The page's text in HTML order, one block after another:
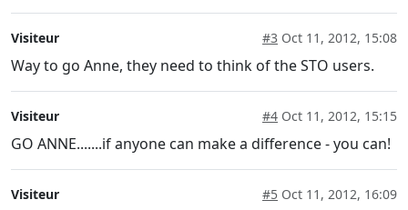
Visiteur #3 Oct 11, 2012, 15:08
Way to go Anne, they need to think of the STO users.
Visiteur #4 Oct 11, 2012, 15:15
GO ANNE.......if anyone can make a difference - you can!
Visiteur #5 Oct 11, 2012, 16:09